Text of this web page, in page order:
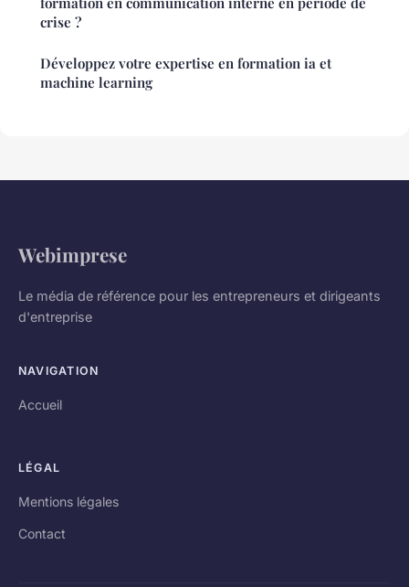
crise ?
Développez votre expertise en formation ia et
machine learning
Webimprese
Le média de référence pour les entrepreneurs et dirigeants
d'entreprise
NAVIGATION
Accueil
LÉGAL
Mentions légales
Contact